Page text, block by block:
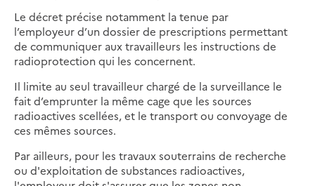
Le décret précise notamment la tenue par
l’employeur d’un dossier de prescriptions permettant
de communiquer aux travailleurs les instructions de
radioprotection qui les concernent.
Il limite au seul travailleur chargé de la surveillance le
fait d’emprunter la même cage que les sources
radioactives scellées, et le transport ou convoyage de
ces mêmes sources.
Par ailleurs, pour les travaux souterrains de recherche
ou d'exploitation de substances radioactives,